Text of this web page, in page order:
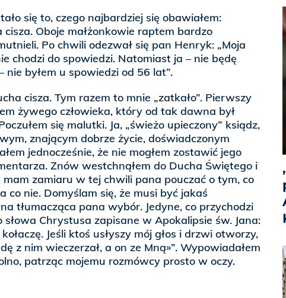
się to, czego najbardziej się obawiałem:
cisza. Oboje małżonkowie raptem bardzo
Po chwili odezwał się pan Henryk: „Moja
chodzi do spowiedzi. Natomiast ja – nie będę
nie byłem u spowiedzi od 56 lat”.
cisza. Tym razem to mnie „zatkało”. Pierwszy
żywego człowieka, który od tak dawna był
się malutki. Ja, „świeżo upieczony” ksiądz,
znającym dobrze życie, doświadczonym
jednocześnie, że nie mogłem zostawić jego
Znów westchnąłem do Ducha Świętego i
mam zamiaru w tej chwili pana pouczać o tym, co
co nie. Domyślam się, że musi być jakaś
tłumacząca pana wybór. Jedyne, co przychodzi
słowa Chrystusa zapisane w Apokalipsie św. Jana:
Jeśli ktoś usłyszy mój głos i drzwi otworzy,
z nim wieczerzał, a on ze Mną»”. Wypowiadałem
patrząc mojemu rozmówcy prosto w oczy.